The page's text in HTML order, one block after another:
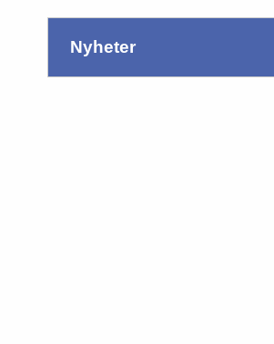
nyheter